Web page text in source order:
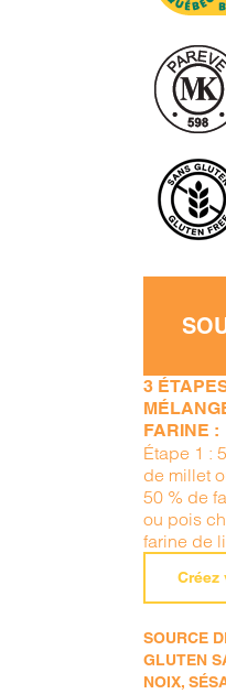
3
FARINE :
Étape 1 :
de millet
50 % de
ou pois
farine de
Créez
SOURCE
GLUTEN
NOIX,